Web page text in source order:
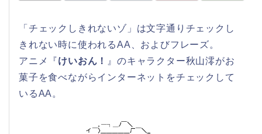
「チェックしきれないゾ」は文字通りチェックし
きれない時に使われるAA、およびフレーズ。
アニメ『けいおん！
』のキャラクター秋山澪がお
菓子を食べながらインターネットをチェックして
いるAA。